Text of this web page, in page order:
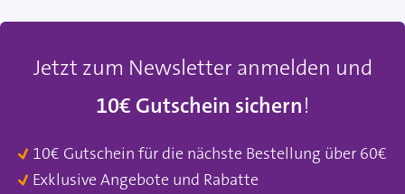
Jetzt zum Newsletter anmelden und
10€ Gutschein sichern!
10€ Gutschein für die nächste Bestellung über 60€
Exklusive Angebote und Rabatte